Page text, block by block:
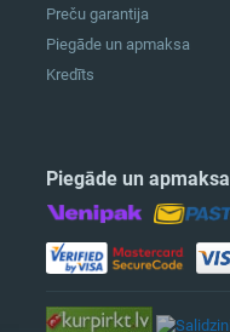
Preču garantija
Piegāde un apmaksa
Kredīts
Piegāde un apmaksa